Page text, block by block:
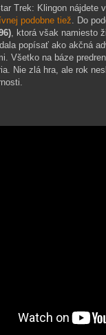
Trek: Klingon nájdete
podobne tiež. Do
, ktorá však namiesto
popísať ako akčná
Všetko na báze
Nie zlá hra, ale rok